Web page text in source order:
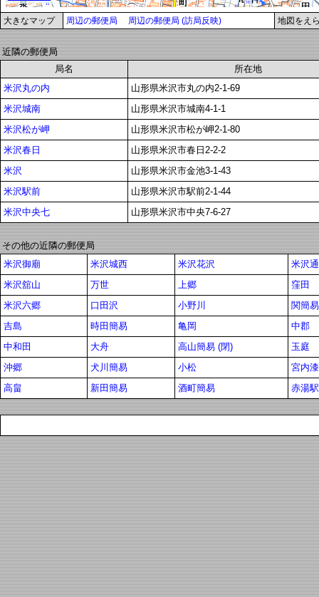
大きなマップ 周辺の郵便局 周辺の郵便局 (訪局反映) 地図をえ
近隣の郵便局
局名
所在地
米沢丸の内
山形県米沢市丸の内2-1-69
米沢城南
山形県米沢市城南4-1-1
米沢松が岬
山形県米沢市松が岬2-1-80
米沢春日
山形県米沢市春日2-2-2
米沢
山形県米沢市金池3-1-43
米沢駅前
山形県米沢市駅前2-1-44
米沢中央七
山形県米沢市中央7-6-27
その他の近隣の郵便局
米沢御廟
米沢城西 米沢花沢
米沢
米沢舘山
万世 上郷
窪田
米沢六郷
口田沢 小野川
関簡易
吉島
時田簡易 亀岡
中郡
中和田
大舟 高山簡易 (閉)
玉庭
沖郷
犬川簡易 小松
宮内
高畠
新田簡易 酒町簡易 赤湯